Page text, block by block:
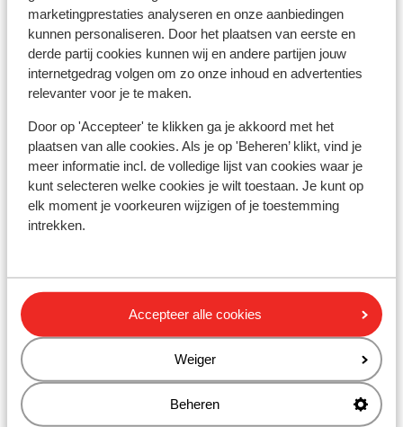
marketingprestaties analyseren en onze aanbiedingen
kunnen personaliseren. Door het plaatsen van eerste en
derde partij cookies kunnen wij en andere partijen jouw
internetgedrag volgen om zo onze inhoud en advertenties
relevanter voor je te maken.
Door op 'Accepteer' te klikken ga je akkoord met het
plaatsen van alle cookies. Als je op 'Beheren’ klikt, vind je
meer informatie incl. de volledige lijst van cookies waar je
kunt selecteren welke cookies je wilt toestaan. Je kunt op
elk moment je voorkeuren wijzigen of je toestemming
intrekken.
Accepteer alle cookies
Weiger
Beheren
Het alarmnummer in Griekenland voor de politie is 100.
Wanneer je een ambulance nodig hebt, dan dien je 166 te
bellen. Let op, deze alarmnummers mag je alleen
gebruiken bij noodgevallen.
Eten & drinken:
Houd je van lekker eten? In Griekenland ben je aan het
juiste adres. De Griekse keuken is divers. In de Griekse
restaurants vind je zowel vlees- als visgerechten, maar
ook smaakvolle vegetarische gerechten. Denk maar
anders? Ook dit is mogelijk. In de toeristische plaatsen
tref je een grote hoeveelheid aan van restaurants met
de internationale keuken.
Het water in Griekenland is anders dan je in Nederland
gewend bent. Het wordt afgeraden om kraanwater te
drinken. Wij adviseren je om flessen water te kopen in